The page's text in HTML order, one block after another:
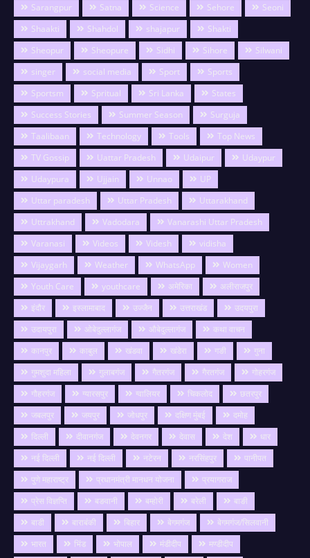
Sarangpur
Satna Science Sehore
Seoni
Shaakti
Shahdol shajapur
Shakti
Sheopur
Sheopure Sidhi Sihore
Silwani
singer
social media Sport
Sports
Sportsm
Spritual Sri Lanka
States
Success Stories
Summer Season
Surguja
Taalibaan
Technology Tools
Top News
TV Gossip
Uattar Pradesh Udaipur
Udaypur
Udaypura
Ujjain Unnao
UP
Uttar paradesh
Uttar Pradesh
Uttarakhand
Uttrakhand
Vadodara
Vanarashi Uttar Pradesh
Varanasi
Videos Videsh
vidisha
Vijaygarh
Weather WhatsApp
Women
Youth Care
youthcare अमेरिका
अलीराजपुर
इंदौर
इस्लामाबाद उज्जैन उत्तराखंड
उदयपुरा
उदायपुरा
ओबेदुल्लागंज औबेदुल्लागंज
कथा वाचन
कानपुर
काबुल खंडवा खंडेरा गङी
गुना
गुमशुदा महिला
गुलाबगंज गैतरगंज गैरतगंज
गोहरगंज
गौहरगंज
ग्यारसपुर ग्वालियर चिकलोद
छतरपुर
जबलपुर
जयपुर जोधपुर दक्षिण मुंबई
दमोह
दिल्ली
दीवानगंज देवनगर देवास देश
धार
नई दिल्ली
नई दिल्ली नटेरन नरसिंहपुर
पानीपत
पुणे महाराष्ट्र
प्रधानमंत्री मानधन योजना
प्रयागराज
प्रेस विज्ञप्ति
बङवानी बम्होरी बरेली
बाङी
बाडी
बाराबंकी बिहार बेगमगंज
बेगमगंज/सिलवानी
भारत
भिंड भोपाल मंडीदीप मण्डीदीप